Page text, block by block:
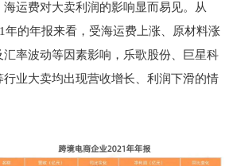
海运费对大卖利润的影响显而易见。从
年的年报来看，受海运费上涨、原材料涨
汇率波动等因素影响，乐歌股份、巨星科
行业大卖均出现营收增长、利润下滑的情